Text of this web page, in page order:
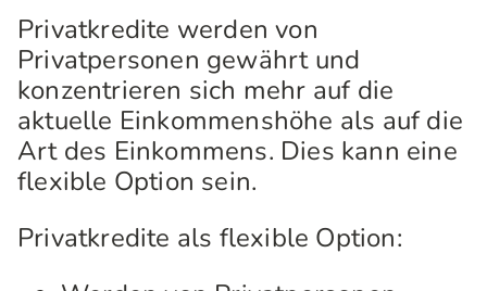
Privatkredite werden von
Privatpersonen gewährt und
konzentrieren sich mehr auf die
aktuelle Einkommenshöhe als auf die
Art des Einkommens. Dies kann eine
flexible Option sein.
Privatkredite als flexible Option: